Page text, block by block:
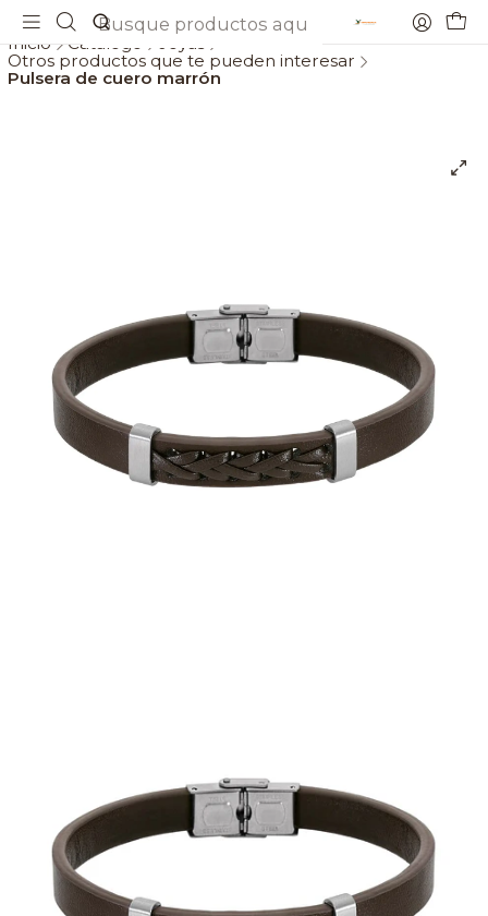
Inicio Catálogo
Otros productos que te pueden interesar
Pulsera de cuero marrón